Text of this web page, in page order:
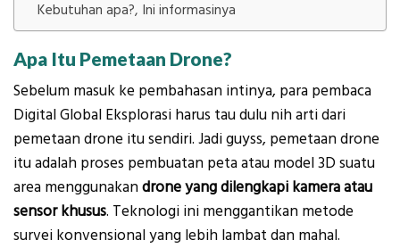
Kebutuhan apa?, Ini informasinya
Apa Itu Pemetaan Drone?
Sebelum masuk ke pembahasan intinya, para pembaca
Digital Global Eksplorasi harus tau dulu nih arti dari
pemetaan drone itu sendiri. Jadi guyss, pemetaan drone
itu adalah proses pembuatan peta atau model 3D suatu
area menggunakandrone yang dilengkapi kamera atau
sensor khusus. Teknologi ini menggantikan metode
survei konvensional yang lebih lambat dan mahal.